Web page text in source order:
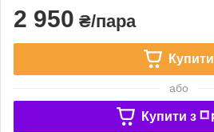
2 950 ₴/пара
Купити
або
Купити з